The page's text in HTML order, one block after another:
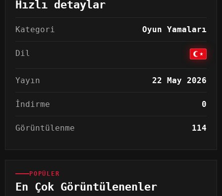
Hızlı detaylar
Kategori Oyun Yamaları
Dil
Yayın 22 May 2026
İndirme 0
Görüntülenme 114
POPÜLER
En Çok Görüntülenenler